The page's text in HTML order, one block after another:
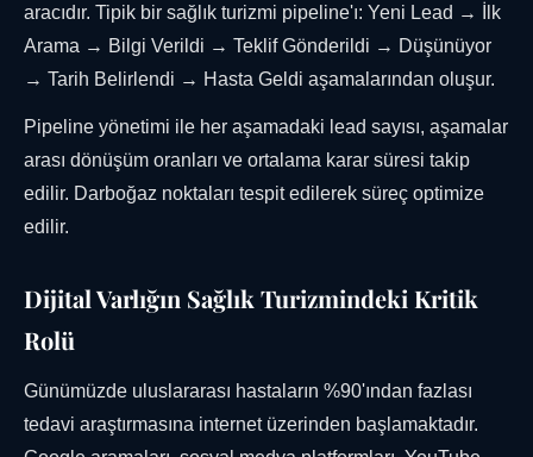
aracıdır. Tipik bir sağlık turizmi pipeline'ı: Yeni Lead → İlk
Arama → Bilgi Verildi → Teklif Gönderildi → Düşünüyor
→ Tarih Belirlendi → Hasta Geldi aşamalarından oluşur.
Pipeline yönetimi ile her aşamadaki lead sayısı, aşamalar
arası dönüşüm oranları ve ortalama karar süresi takip
edilir. Darboğaz noktaları tespit edilerek süreç optimize
edilir.
Dijital Varlığın Sağlık Turizmindeki Kritik
Rolü
Günümüzde uluslararası hastaların %90'ından fazlası
tedavi araştırmasına internet üzerinden başlamaktadır.